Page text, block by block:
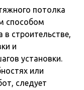
потолка
способом
в строительстве,
и
установки.
или
следует